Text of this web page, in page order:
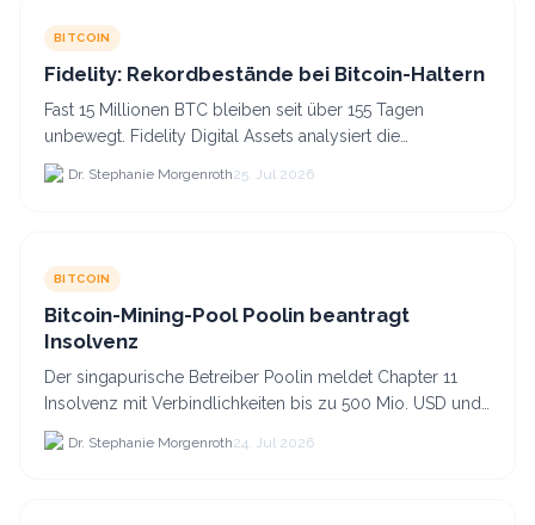
BITCOIN
Fidelity: Rekordbestände bei Bitcoin-Haltern
Fast 15 Millionen BTC bleiben seit über 155 Tagen
unbewegt. Fidelity Digital Assets analysiert die
Anlegerüberzeugung trotz Kursverlusten und einem
BTC-Preis.
Dr. Stephanie Morgenroth25. Jul 2026
BITCOIN
Bitcoin-Mining-Pool Poolin beantragt
Insolvenz
Der singapurische Betreiber Poolin meldet Chapter 11
Insolvenz mit Verbindlichkeiten bis zu 500 Mio. USD und
plant den Verkauf zweier Texas-Standorte für.
Dr. Stephanie Morgenroth24. Jul 2026